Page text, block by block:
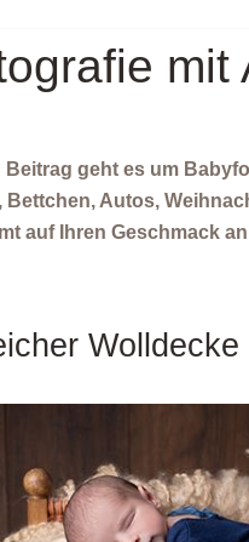
mit
Beitrag geht es um
Bettchen, Autos,
auf Ihren Geschmack